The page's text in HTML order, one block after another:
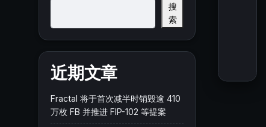
搜
索
近期文章
Fractal 将于首次减半时销毁逾 410
万枚 FB 并推进 FIP-102 等提案